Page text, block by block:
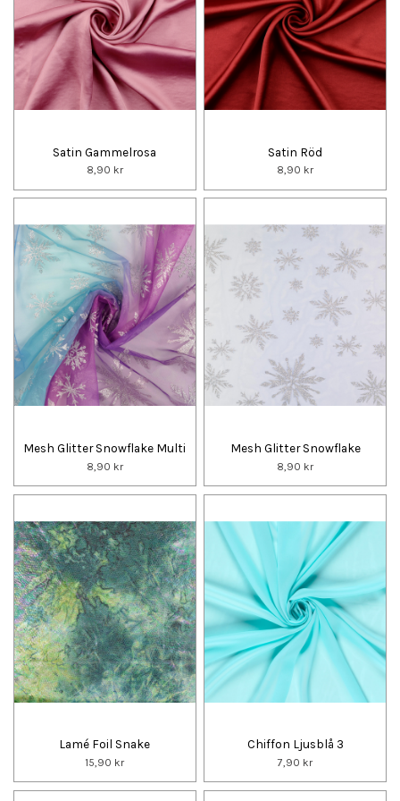
Satin Gammelrosa
8,90 kr
Satin Röd
8,90 kr
Mesh Glitter Snowflake Multi
8,90 kr
Mesh Glitter Snowflake
8,90 kr
Lamé Foil Snake
15,90 kr
Chiffon Ljusblå 3
7,90 kr